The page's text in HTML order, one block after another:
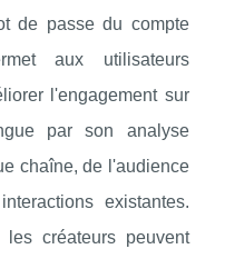
de passe du compte
aux utilisateurs
l'engagement sur
par son analyse
chaîne, de l'audience
existantes.
créateurs peuvent